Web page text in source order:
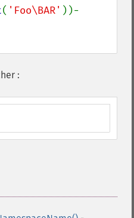
( 'Foo\BAR' ))-
: